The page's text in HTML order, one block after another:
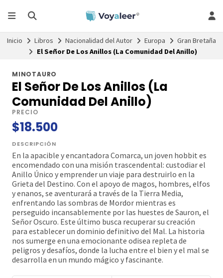
Inicio Libros Nacionalidad del Autor Europa
Gran Bretaña
El Señor De Los Anillos (La Comunidad Del Anillo)
MINOTAURO
El Señor De Los Anillos (La
Comunidad Del Anillo)
PRECIO
$18.500
DESCRIPCIÓN
En la apacible y encantadora Comarca, un joven hobbit es
encomendado con una misión trascendental: custodiar el
Anillo Único y emprender un viaje para destruirlo en la
Grieta del Destino. Con el apoyo de magos, hombres, elfos
y enanos, se aventurará a través de la Tierra Media,
enfrentando las sombras de Mordor mientras es
perseguido incansablemente por las huestes de Sauron, el
Señor Oscuro. Este último busca recuperar su creación
para establecer un dominio definitivo del Mal. La historia
nos sumerge en una emocionante odisea repleta de
peligros y desafíos, donde la lucha entre el bien y el mal se
desarrolla en un mundo mágico y fascinante.